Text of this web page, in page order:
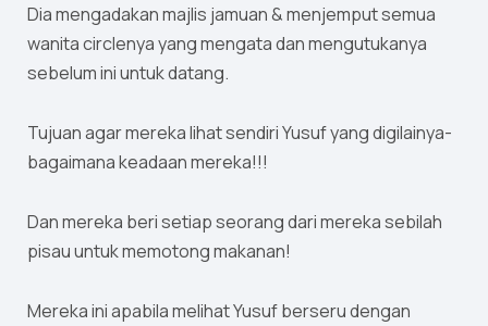
Dia mengadakan majlis jamuan & menjemput semua
wanita circlenya yang mengata dan mengutukanya
sebelum ini untuk datang.
Tujuan agar mereka lihat sendiri Yusuf yang digilainya-
bagaimana keadaan mereka!!!
Dan mereka beri setiap seorang dari mereka sebilah
pisau untuk memotong makanan!
Mereka ini apabila melihat Yusuf berseru dengan